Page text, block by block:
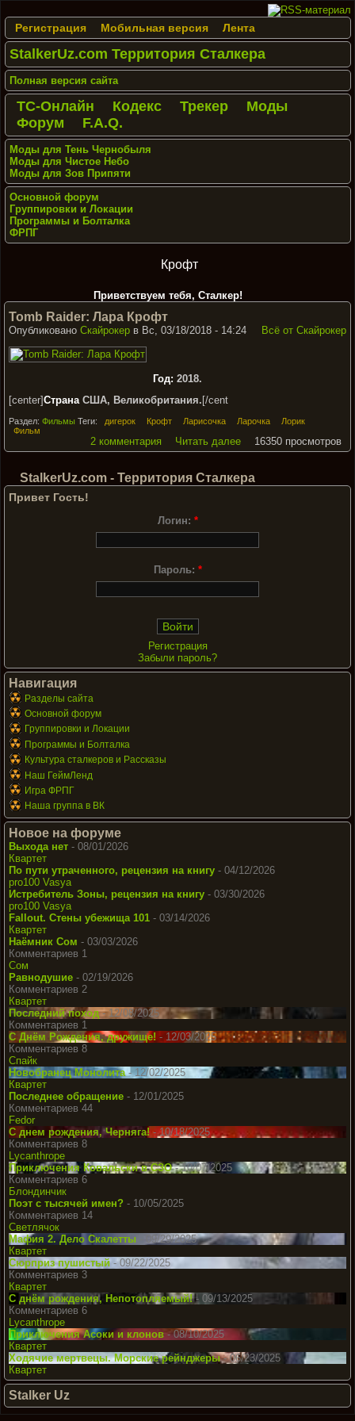
Регистрация Мобильная версия Лента
StalkerUz.com Территория Сталкера
Полная версия сайта
ТС-Онлайн Кодекс Трекер
Моды
Форум
F.A.Q.
Моды для Тень Чернобыля
Моды для Чистое Небо
Моды для Зов Припяти
Основной форум
Группировки и Локации
Программы и Болталка
ФРПГ
Крофт
Приветствуем тебя, Сталкер!
Tomb Raider: Лара Крофт
Всё от Скайрокер
Опубликовано Скайрокер в Вс, 03/18/2018 - 14:24
Год: 2018.
[center]СтранаСША, Великобритания. [/cent
Раздел: Фильмы Теги: дигерок Крофт Ларисочка Ларочка
Лорик
Фильм
2 комментария Читать далее 16350 просмотров
StalkerUz.com - Территория Сталкера
Привет Гость!
Логин: *
Пароль: *
Регистрация
Забыли пароль?
Навигация
Разделы сайта
Основной форум
Группировки и Локации
Программы и Болталка
Культура сталкеров и Рассказы
Наш ГеймЛенд
Игра ФРПГ
Наша группа в ВК
Новое на форуме
Выхода нет - 08/01/2026
Квартет
По пути утраченного, рецензия на книгу - 04/12/2026
pro100 Vasya
Истребитель Зоны, рецензия на книгу - 03/30/2026
pro100 Vasya
Fallout. Стены убежища 101 - 03/14/2026
Квартет
Наёмник Сом - 03/03/2026
Комментариев 1
Сом
Равнодушие - 02/19/2026
Комментариев 2
Квартет
Последний поход- 12/08/2025
Комментариев 1
С Днём Рождения, дружище! - 12/03/2025
Комментариев 8
Спайк
Новобранец Монолита - 12/02/2025
Квартет
Последнее обращение - 12/01/2025
Комментариев 44
Fedor
С днем рождения, Черняга!- 10/18/2025
Комментариев 8
Lycanthrope
Приключения Ковальски в СЗО- 10/07/2025
Комментариев 6
Блондинчик
Поэт с тысячей имен? - 10/05/2025
Комментариев 14
Светлячок
Мафия 2. Дело Скалетты
- 09/29/2025
Квартет
Сюрприз пушистый - 09/22/2025
Комментариев 3
Квартет
С днём рождения, Непотопляемый!- 09/13/2025
Комментариев 6
Lycanthrope
Приключения Асоки и клонов- 08/10/2025
Квартет
Ходячие мертвецы. Морские рейнджеры- 06/23/2025
Квартет
Stalker Uz